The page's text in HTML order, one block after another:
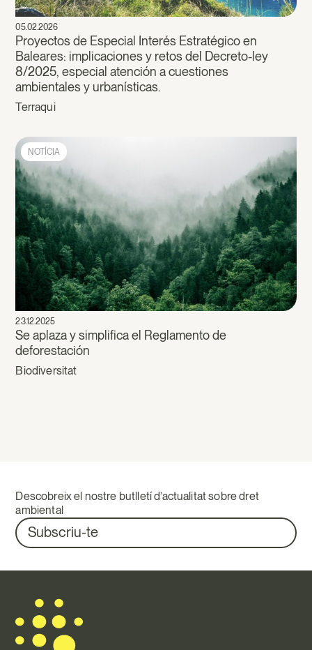
05.02.2026
Proyectos de Especial Interés Estratégico en
Baleares: implicaciones y retos del Decreto-ley
8/2025, especial atención a cuestiones
ambientales y urbanísticas.
Terraqui
NOTÍCIA
23.12.2025
Se aplaza y simplifica el Reglamento de
deforestación
Biodiversitat
Descobreix el nostre butlletí d’actualitat sobre dret
ambiental
Subscriu-te